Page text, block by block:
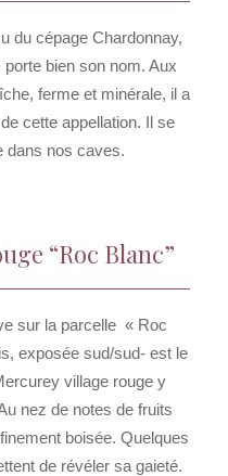
du cépage Chardonnay,
bien son nom. Aux
ferme et minérale, il a
cette appellation. Il se
dans nos caves.
“Roc Blanc”
sur la parcelle « Roc
exposée sud/sud- est le
village rouge y
nez de notes de fruits
boisée. Quelques
de révéler sa gaieté.